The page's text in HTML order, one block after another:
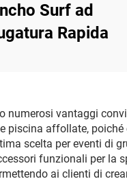
Surf ad
Rapida
vantaggi
piscina affollate,
scelta per eventi di
funzionali per la
ai clienti di